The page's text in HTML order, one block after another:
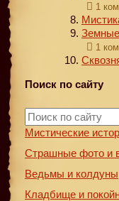
1
1
Поиск по сайту
Мистические
Страшные фото и
Ведьмы и колдуны
Кладбище и